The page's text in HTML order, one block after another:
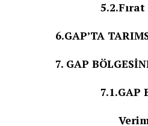
5.2.Fırat Nehri
6.GAP’TA
7. GAP
7.1.GAP